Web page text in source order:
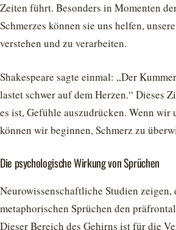
Zeiten führt. Besonders in Momenten
Schmerzes können sie uns helfen, unsere
verstehen und zu verarbeiten.
Shakespeare sagte einmal: „Der
lastet schwer auf dem Herzen.“ Dieses
es ist, Gefühle auszudrücken. Wenn wir
können wir beginnen, Schmerz zu
Die psychologische Wirkung von Sprüchen
Neurowissenschaftliche Studien zeigen,
metaphorischen Sprüchen den
Dieser Bereich des Gehirns ist für die